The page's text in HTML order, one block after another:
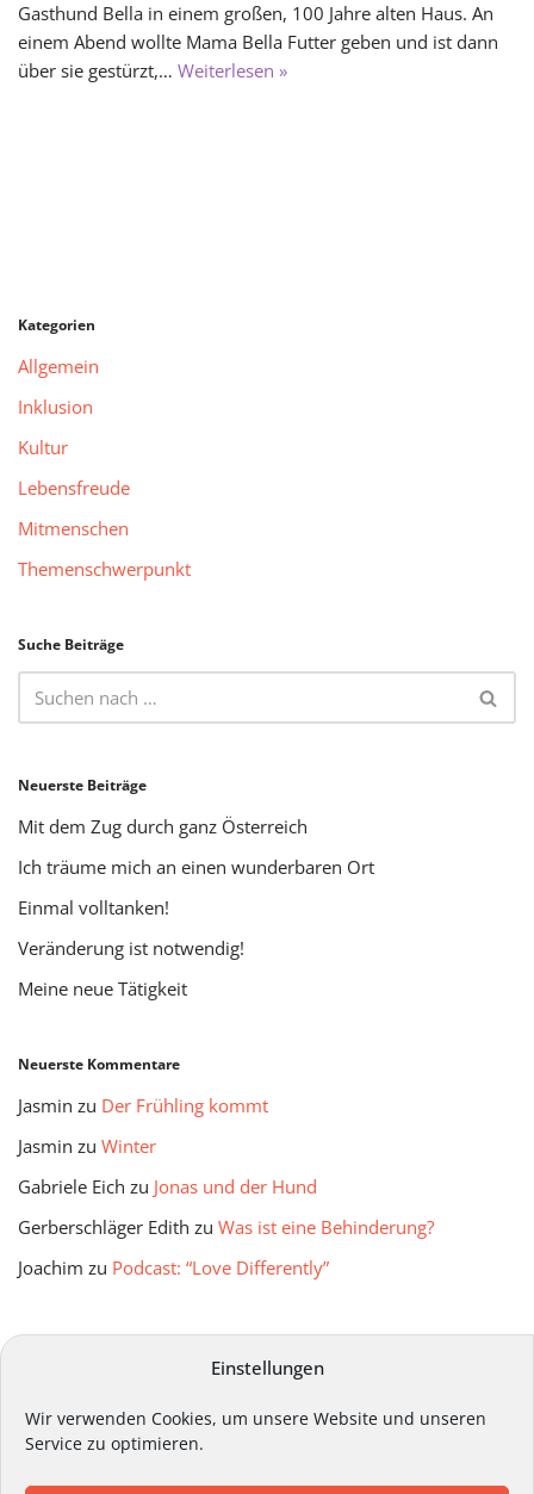
Einstellungen
Wir verwenden Cookies, um unsere Website und unseren
Service zu optimieren.
Gasthund Bella in einem großen, 100 Jahre alten Haus. An
einem Abend wollte Mama Bella Futter geben und ist dann
über sie gestürzt,… Weiterlesen »
Kategorien
Allgemein
Inklusion
Kultur
Lebensfreude
Mitmenschen
Themenschwerpunkt
Suche Beiträge
Neuerste Beiträge
Mit dem Zug durch ganz Österreich
Ich träume mich an einen wunderbaren Ort
Einmal volltanken!
Veränderung ist notwendig!
Meine neue Tätigkeit
Neuerste Kommentare
Jasmin zu Der Frühling kommt
Jasmin zu Winter
Gabriele Eich zu Jonas und der Hund
Gerberschläger Edith zu Was ist eine Behinderung?
Joachim zu Podcast: “Love Differently”